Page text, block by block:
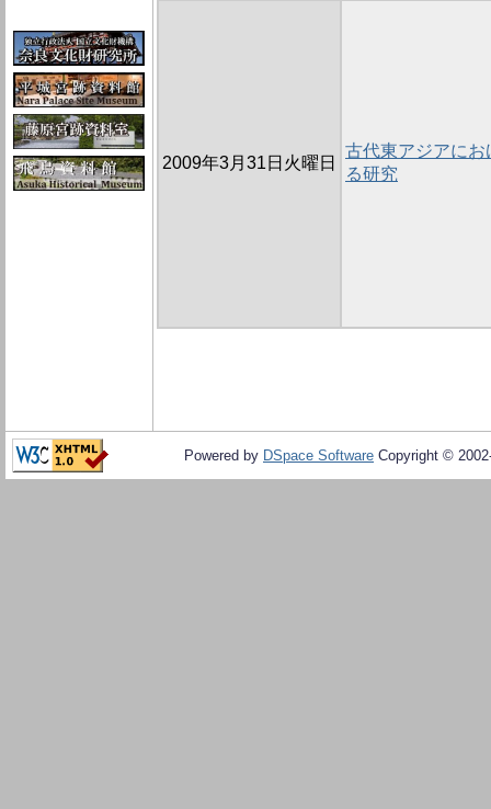
2009年3月31日火曜日
古代東アジアに
る研究
Powered by DSpace Software Copyright ©